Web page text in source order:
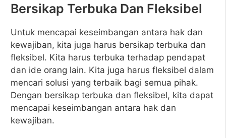
Bersikap Terbuka Dan Fleksibel
Untuk mencapai keseimbangan antara hak dan
kewajiban, kita juga harus bersikap terbuka dan
fleksibel. Kita harus terbuka terhadap pendapat
dan ide orang lain. Kita juga harus fleksibel dalam
mencari solusi yang terbaik bagi semua pihak.
Dengan bersikap terbuka dan fleksibel, kita dapat
mencapai keseimbangan antara hak dan
kewajiban.